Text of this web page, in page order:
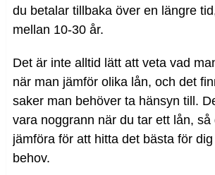
du betalar tillbaka över en längre
mellan 10-30 år.
Det är inte alltid lätt att veta vad
när man jämför olika lån, och det
saker man behöver ta hänsyn till.
vara noggrann när du tar ett lån, så
jämföra för att hitta det bästa för
behov.